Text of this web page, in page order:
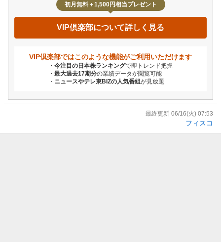
初月無料＋1,500円相当プレゼント
VIP倶楽部について詳しく見る
VIP倶楽部ではこのような機能がご利用いただけます
今注目の日本株ランキングで即トレンド把握
最大過去17期分の業績データが閲覧可能
ニュースやテレ東BIZの人気番組が見放題
最終更新 06/16(火) 07:53
フィスコ